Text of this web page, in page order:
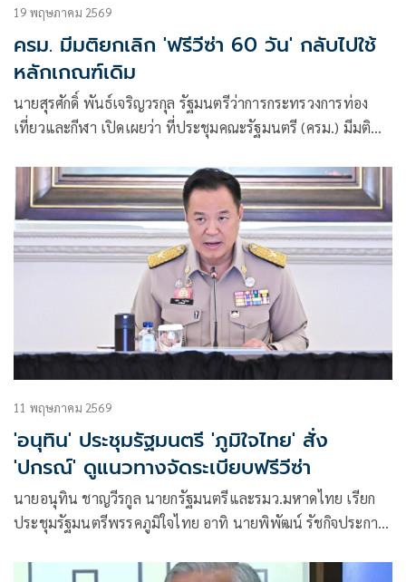
19 พฤษภาคม 2569
ครม. มีมติยกเลิก 'ฟรีวีซ่า 60 วัน' กลับไปใช้
หลักเกณฑ์เดิม
นายสุรศักดิ์ พันธ์เจริญวรกุล รัฐมนตรีว่าการกระทรวงการท่อง
เที่ยวและกีฬา เปิดเผยว่า ที่ประชุมคณะรัฐมนตรี (ครม.) มีมติ
ประเทศที่มี มากกว่า 1 วีซ่าก็ยกเลิกเช่นเดียวกัน
11 พฤษภาคม 2569
'อนุทิน' ประชุมรัฐมนตรี 'ภูมิใจไทย' สั่ง
'ปกรณ์' ดูแนวทางจัดระเบียบฟรีวีซ่า
นายอนุทิน ชาญวีรกูล นายกรัฐมนตรีและรมว.มหาดไทย เรียก
ประชุมรัฐมนตรีพรรคภูมิใจไทย อาทิ นายพิพัฒน์ รัชกิจประการ
ภาศ รองนายกรัฐมนตรีและรมว.คลัง นางศุภจี สุธรรมพันธุ์ รอง